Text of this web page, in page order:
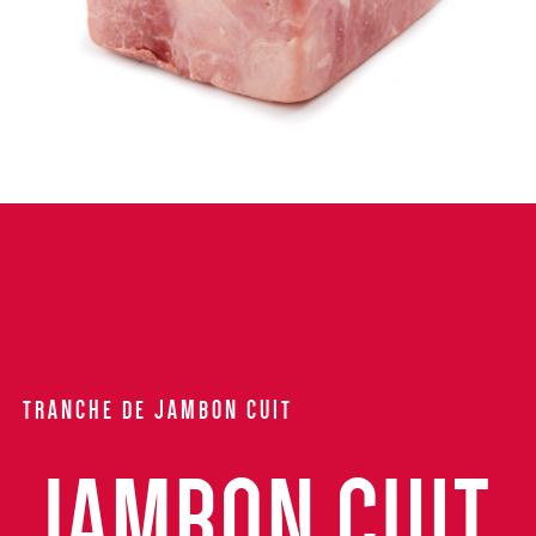
TRANCHE DE JAMBON CUIT